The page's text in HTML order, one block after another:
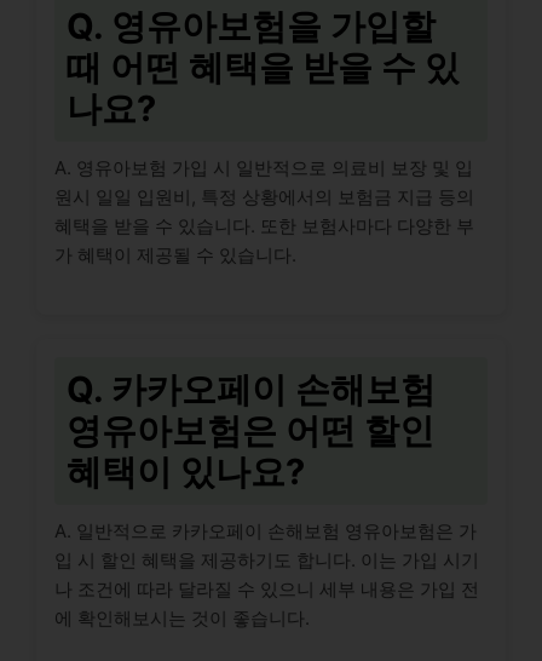
Q. 영유아보험을 가입할
때 어떤 혜택을 받을 수 있
나요?
A. 영유아보험 가입 시 일반적으로 의료비 보장 및 입
원시 일일 입원비, 특정 상황에서의 보험금 지급 등의
혜택을 받을 수 있습니다. 또한 보험사마다 다양한 부
가 혜택이 제공될 수 있습니다.
Q. 카카오페이 손해보험
영유아보험은 어떤 할인
혜택이 있나요?
A. 일반적으로 카카오페이 손해보험 영유아보험은 가
입 시 할인 혜택을 제공하기도 합니다. 이는 가입 시기
나 조건에 따라 달라질 수 있으니 세부 내용은 가입 전
에 확인해보시는 것이 좋습니다.